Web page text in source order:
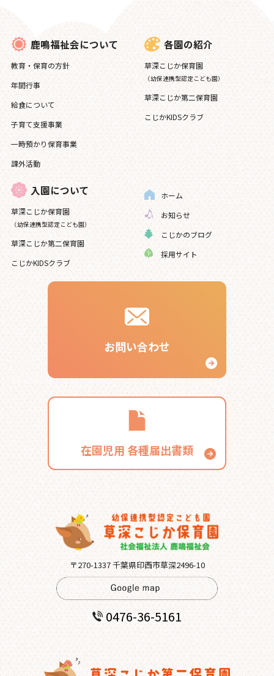
鹿鳴福祉会について
教育・保育の方針
年間行事
給食について
子育て支援事業
一時預かり保育事業
課外活動
各園の紹介
草深こじか保育園
（幼保連携型認定こども園）
草深こじか第二保育園
こじかKIDSクラブ
入園について
草深こじか保育園
（幼保連携型認定こども園）
草深こじか第二保育園
こじかKIDSクラブ
ホーム
お知らせ
こじかのブログ
採用サイト
お問い合わせ
在園児用 各種届出書類
〒270-1337 千葉県印西市草深2496-10
0476-36-5161